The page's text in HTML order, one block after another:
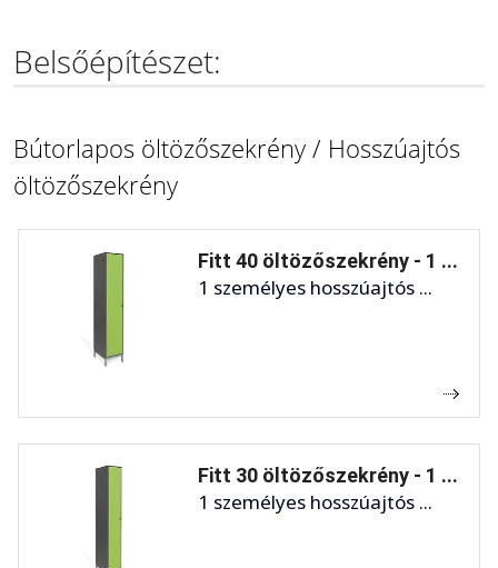
Belsőépítészet:
Bútorlapos öltözőszekrény / Hosszúajtós
öltözőszekrény
Fitt 40 öltözőszekrény - 1 ...
1 személyes hosszúajtós ...
Fitt 30 öltözőszekrény - 1 ...
1 személyes hosszúajtós ...